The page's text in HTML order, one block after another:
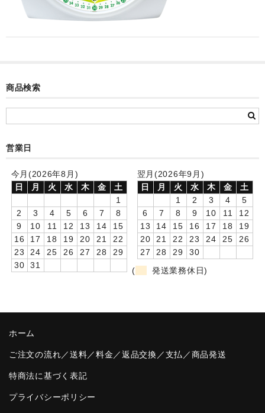
お絵かきギャラリープラス(絵＋個別)
制服メモリー
園や先生への贈り物
卒業記念品
音声入りフォトフレームクロック(集合)
音声入りフォトフレームクロック(校歌)
ポケットウォッチ
商品検索
営業日
今月(2026年8月)
日
月 火 水 木 金
土
1
2
3 4 5 6 7
8
9
10 11 12 13 14
15
16
17 18 19 20 21
22
23
24 25 26 27 28
29
30
31
翌月(2026年9月)
日
月 火 水 木 金
土
1
2 3 4
5
6
7 8 9 10 11
12
13
14 15 16 17 18
19
20
21 22 23 24 25
26
27
28 29
30
(
発送業務休日)
ホーム
ご注文の流れ／送料／料金／返品交換／支払／商品発送
特商法に基づく表記
プライバシーポリシー